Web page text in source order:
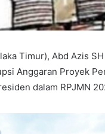
Timur), Abd Azis
Anggaran Proyek
dalam RPJMN